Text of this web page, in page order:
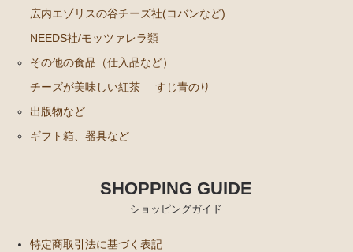
広内エゾリスの谷チーズ社(コバンなど)
NEEDS社/モッツァレラ類
その他の食品（仕入品など）
チーズが美味しい紅茶
すじ青のり
出版物など
ギフト箱、器具など
SHOPPING GUIDE
ショッピングガイド
特定商取引法に基づく表記